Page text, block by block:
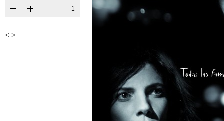
1
< >